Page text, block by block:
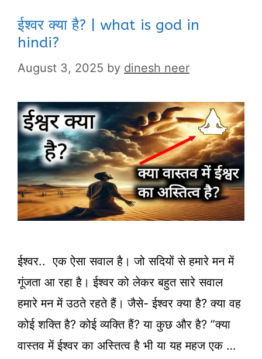
ईश्वर क्या है? | what is god in
hindi?
August 3, 2025 by dinesh neer
ईश्वर.. एक ऐसा सवाल है। जो सदियों से हमारे मन में
गूंजता आ रहा है। ईश्वर को लेकर बहुत सारे सवाल
हमारे मन में उठते रहते हैं। जैसे- ईश्वर क्या है? क्या वह
कोई शक्ति है? कोई व्यक्ति हैं? या कुछ और है? ”क्या
वास्तव में ईश्वर का अस्तित्व है भी या यह महज एक …